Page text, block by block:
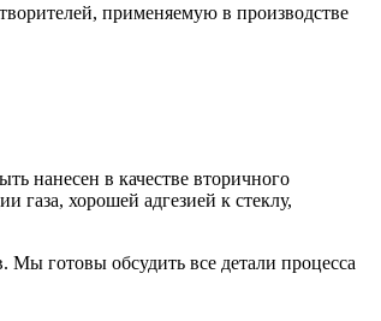
применяемую в производстве
нанесен в качестве вторичного
газа, хорошей адгезией к стеклу,
Мы готовы обсудить все детали процесса